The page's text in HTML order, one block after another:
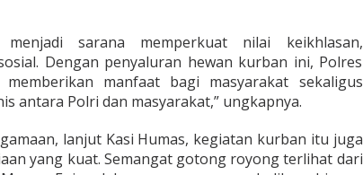
sarana memperkuat nilai keikhlasan,
Dengan penyaluran hewan kurban ini, Polres
manfaat bagi masyarakat sekaligus
antara Polri dan masyarakat,” ungkapnya.
lanjut Kasi Humas, kegiatan kurban itu juga
yang kuat. Semangat gotong royong terlihat dari